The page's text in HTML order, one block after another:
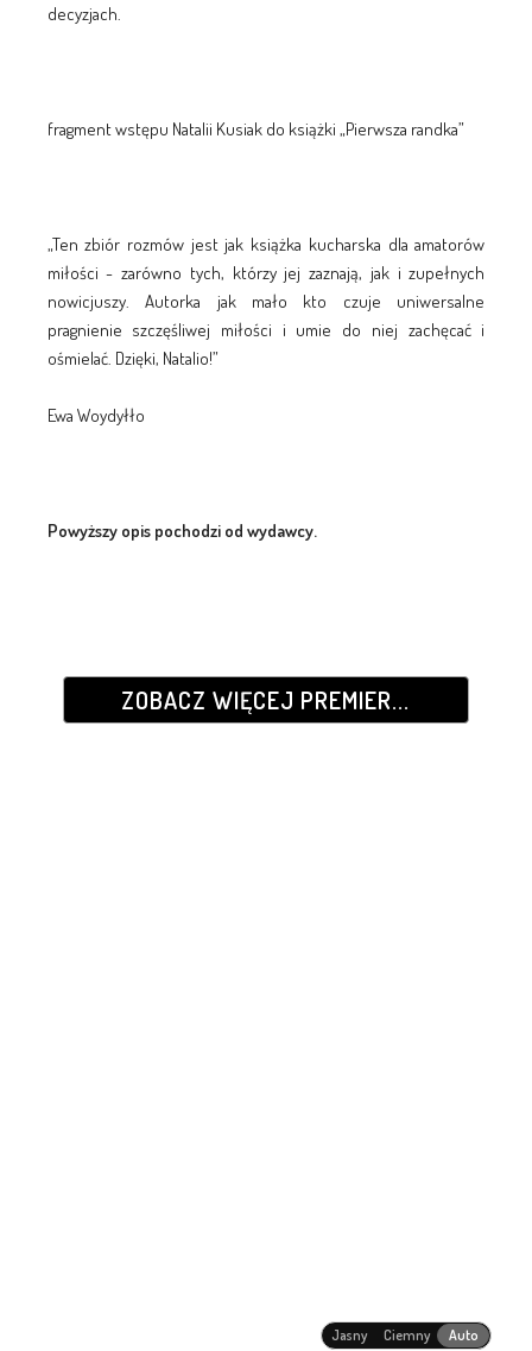
decyzjach.
fragment wstępu Natalii Kusiak do książki „Pierwsza randka”
„Ten zbiór rozmów jest jak książka kucharska dla amatorów
miłości - zarówno tych, którzy jej zaznają, jak i zupełnych
nowicjuszy. Autorka jak mało kto czuje uniwersalne
pragnienie szczęśliwej miłości i umie do niej zachęcać i
ośmielać. Dzięki, Natalio!”
Ewa Woydyłło
Powyższy opis pochodzi od wydawcy.
ZOBACZ WIĘCEJ PREMIER...
Jasny Ciemny Auto